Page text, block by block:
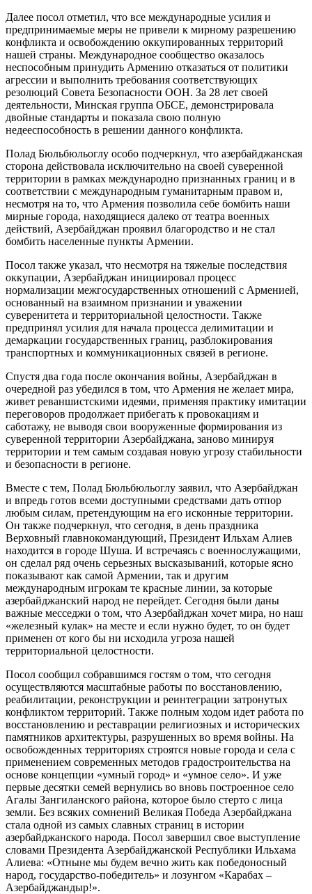
Далее посол отметил, что все международные усилия и
предпринимаемые меры не привели к мирному разрешению
конфликта и освобождению оккупированных территорий
нашей страны. Международное сообщество оказалось
неспособным принудить Армению отказаться от политики
агрессии и выполнить требования соответствующих
резолюций Совета Безопасности ООН. За 28 лет своей
деятельности, Минская группа ОБСЕ, демонстрировала
двойные стандарты и показала свою полную
недееспособность в решении данного конфликта.
Полад Бюльбюльоглу особо подчеркнул, что азербайджанская
сторона действовала исключительно на своей суверенной
территории в рамках международно признанных границ и в
соответствии с международным гуманитарным правом и,
несмотря на то, что Армения позволила себе бомбить наши
мирные города, находящиеся далеко от театра военных
действий, Азербайджан проявил благородство и не стал
бомбить населенные пункты Армении.
Посол также указал, что несмотря на тяжелые последствия
оккупации, Азербайджан инициировал процесс
нормализации межгосударственных отношений с Арменией,
основанный на взаимном признании и уважении
суверенитета и территориальной целостности. Также
предпринял усилия для начала процесса делимитации и
демаркации государственных границ, разблокирования
транспортных и коммуникационных связей в регионе.
Спустя два года после окончания войны, Азербайджан в
очередной раз убедился в том, что Армения не желает мира,
живет реваншистскими идеями, применяя практику имитации
переговоров продолжает прибегать к провокациям и
саботажу, не выводя свои вооруженные формирования из
суверенной территории Азербайджана, заново минируя
территории и тем самым создавая новую угрозу стабильности
и безопасности в регионе.
Вместе с тем, Полад Бюльбюльоглу заявил, что Азербайджан
и впредь готов всеми доступными средствами дать отпор
любым силам, претендующим на его исконные территории.
Он также подчеркнул, что сегодня, в день праздника
Верховный главнокомандующий, Президент Ильхам Алиев
находится в городе Шуша. И встречаясь с военнослужащими,
он сделал ряд очень серьезных высказываний, которые ясно
показывают как самой Армении, так и другим
международным игрокам те красные линии, за которые
азербайджанский народ не перейдет. Сегодня были даны
важные месседжи о том, что Азербайджан хочет мира, но наш
«железный кулак» на месте и если нужно будет, то он будет
применен от кого бы ни исходила угроза нашей
территориальной целостности.
Посол сообщил собравшимся гостям о том, что сегодня
осуществляются масштабные работы по восстановлению,
реабилитации, реконструкции и реинтеграции затронутых
конфликтом территорий. Также полным ходом идет работа по
восстановлению и реставрации религиозных и исторических
памятников архитектуры, разрушенных во время войны. На
освобожденных территориях строятся новые города и села с
применением современных методов градостроительства на
основе концепции «умный город» и «умное село». И уже
первые десятки семей вернулись во вновь построенное село
Агалы Зангиланского района, которое было стерто с лица
земли. Без всяких сомнений Великая Победа Азербайджана
стала одной из самых славных страниц в истории
азербайджанского народа. Посол завершил свое выступление
словами Президента Азербайджанской Республики Ильхама
Алиева: «Отныне мы будем вечно жить как победоносный
народ, государство-победитель» и лозунгом «Карабах –
Азербайджандыр!».